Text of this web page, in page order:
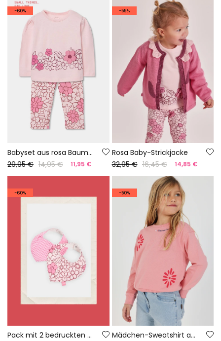
-60%
Babyset aus rosa Baumwollstrick
29,95 € 14,95 € 11,95 €
-55%
Rosa Baby-Strickjacke
32,95 € 16,45 € 14,85 €
-60%
Pack mit 2 bedruckten Lätzchen aus Baumwolle für Babys.
-50%
Mädchen-Sweatshirt aus Baumwolle in Lachsfarbe